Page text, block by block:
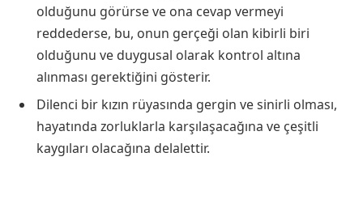
olduğunu görürse ve ona cevap vermeyi
reddederse, bu, onun gerçeği olan kibirli biri
olduğunu ve duygusal olarak kontrol altına
alınması gerektiğini gösterir.
Dilenci bir kızın rüyasında gergin ve sinirli olması,
hayatında zorluklarla karşılaşacağına ve çeşitli
kaygıları olacağına delalettir.